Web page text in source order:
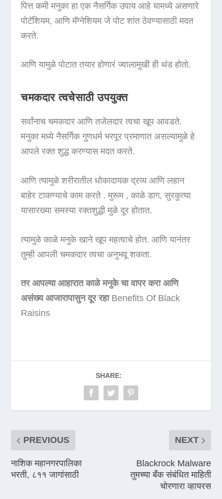
पित्त कमी मनुका हा एक नैसर्गिक उपाय आहे यामध्ये असणारे
पोटॅशियम, आणि मॅग्नेशियम जे पोट शांत ठेवण्यासाठी मदत
करते.
आणि यामुळे पोटात तयार होणारं ज्वालामुखी ही थंड होतो.
चमकदार त्वचेसाठी उपयुक्त
सर्वांनाच चमकदार आणि तजेलदार त्वचा खूप आवडते.
मनुका मध्ये नैसर्गिक गुणधर्म भरपूर प्रमाणात असल्यामुळे हे
आपले रक्त शुद्ध करण्यास मदत करते.
आणि त्यामुळे शरीरातील धोकादायक द्रव्य आणि लहान
बाहेर टाकण्याचे काम करते . मुरूम , काळे डाग, सुरकुत्या
यासारख्या समस्या रक्तशुद्धी मुळे दूर होतात.
त्यामुळे काळे मनुके खाने खूप महत्वाचे होत. आणि यानंतर
तुम्ही आपली चमकदार त्वचा अनुभवू शकता.
तर आपल्या आहारात काळे मनुके चा वापर करा आणि
असंख्य आजारापासुन दूर रहा Benefits Of Black
Raisins
SHARE:
PREVIOUS
नाशिक महानगरपालिका
भरती, ८११ जागांसाठी
NEXT
Blackrock Malware
तुमच्या बँक संबंधित माहिती
चोरणारा व्हायरस